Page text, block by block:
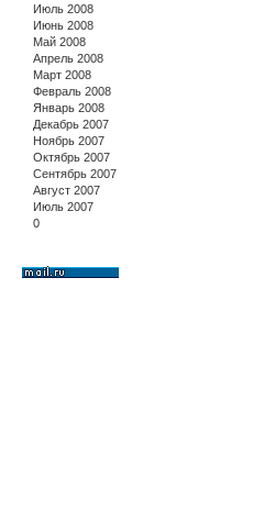
Июль 2008
Июнь 2008
Май 2008
Апрель 2008
Март 2008
Февраль 2008
Январь 2008
Декабрь 2007
Ноябрь 2007
Октябрь 2007
Сентябрь 2007
Август 2007
Июль 2007
0